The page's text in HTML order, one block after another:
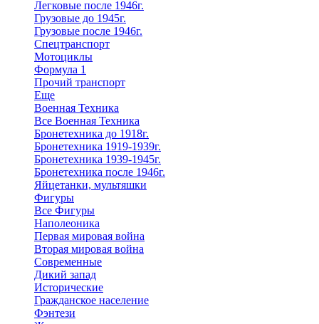
Легковые после 1946г.
Грузовые до 1945г.
Грузовые после 1946г.
Спецтранспорт
Мотоциклы
Формула 1
Прочий транспорт
Еще
Военная Техника
Все Военная Техника
Бронетехника до 1918г.
Бронетехника 1919-1939г.
Бронетехника 1939-1945г.
Бронетехника после 1946г.
Яйцетанки, мультяшки
Фигуры
Все Фигуры
Наполеоника
Первая мировая война
Вторая мировая война
Современные
Дикий запад
Исторические
Гражданское население
Фэнтези